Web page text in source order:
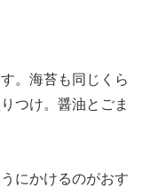
。海苔も同じくら
つけ。醤油とごま
にかけるのがおす